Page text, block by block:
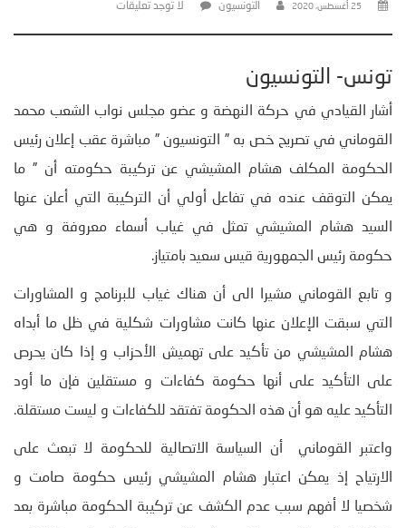
25 أغسطس، 2020 التونسيون لا توجد تعليقات
تونس- التونسيون
أشار القيادي في حركة النهضة و عضو مجلس نواب الشعب محمد
القوماني في تصريح خص به ” التونسيون ” مباشرة عقب إعلان رئيس
الحكومة المكلف هشام المشيشي عن تركيبة حكومته أن ” ما
يمكن التوقف عنده في تفاعل أولي أن التركيبة التي أعلن عنها
السيد هشام المشيشي تمثل في غياب أسماء معروفة و هي
حكومة رئيس الجمهورية قيس سعيد بامتياز.
و تابع القوماني مشيرا الى أن هناك غياب للبرنامج و المشاورات
التي سبقت الإعلان عنها كانت مشاورات شكلية في ظل ما أبداه
هشام المشيشي من تأكيد على تهميش الأحزاب و إذا كان يحرص
على التأكيد على أنها حكومة كفاءات و مستقلين فإن ما أود
التأكيد عليه هو أن هذه الحكومة تفتقد للكفاءات و ليست مستقلة.
واعتبر القوماني أن السياسة الاتصالية للحكومة لا تبعث على
الارتياح إذ يمكن اعتبار هشام المشيشي رئيس حكومة صامت و
شخصيا لا أفهم سبب عدم الكشف عن تركيبة الحكومة مباشرة بعد